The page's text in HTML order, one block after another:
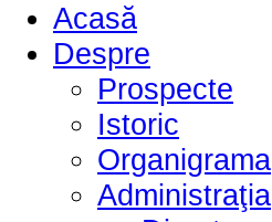
Acasă
Despre
Prospecte
Istoric
Organigrama
Administraţia